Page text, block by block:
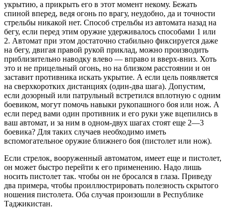
укрытию, а прикрыть его в этот момент некому. Бежать
спиной вперед, ведя огонь по врагу, неудобно, да и точности
стрельбы никакой нет. Способ стрельбы из автомата назад на
бегу, если перед этим оружие удерживалось способами 1 или
2. Автомат при этом достаточно стабильно фиксируется даже
на бегу, двигая правой рукой приклад, можно производить
приблизительно наводку влево — вправо и вверх-вниз. Хоть
это и не прицельный огонь, но на близком расстоянии и он
заставит противника искать укрытие. А если цель появляется
на сверхкоротких дистанциях (один-два шага). Допустим,
если дозорный или патрульный встретился вплотную с одним
боевиком, могут помочь навыки рукопашного боя или нож. А
если перед вами один противник и его руки уже вцепились в
ваш автомат, и за ним в одном-двух шагах стоят еще 2—3
боевика? Для таких случаев необходимо иметь
вспомогательное оружие ближнего боя (пистолет или нож).
Если стрелок, вооруженный автоматом, имеет еще и пистолет,
он может быстро перейти к его применению. Надо лишь
носить пистолет так. чтобы он не бросался в глаза. Приведу
два примера, чтобы проиллюстрировать полезность скрытого
ношения пистолета. Оба случая произошли в Республике
Таджикистан.